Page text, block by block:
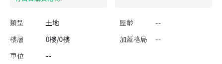
類型 土地 屋齡
--
樓層
0樓/0樓 加蓋格局
--
車位
--